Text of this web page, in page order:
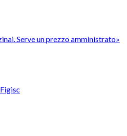
Serve un prezzo amministrato»